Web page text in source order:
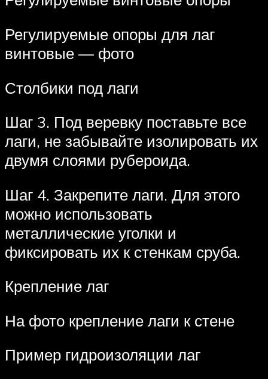
Регулируемые опоры для лаг
винтовые — фото
Столбики под лаги
Шаг 3. Под веревку поставьте все
лаги, не забывайте изолировать их
двумя слоями рубероида.
Шаг 4. Закрепите лаги. Для этого
можно использовать
металлические уголки и
фиксировать их к стенкам сруба.
Крепление лаг
На фото крепление лаги к стене
Пример гидроизоляции лаг